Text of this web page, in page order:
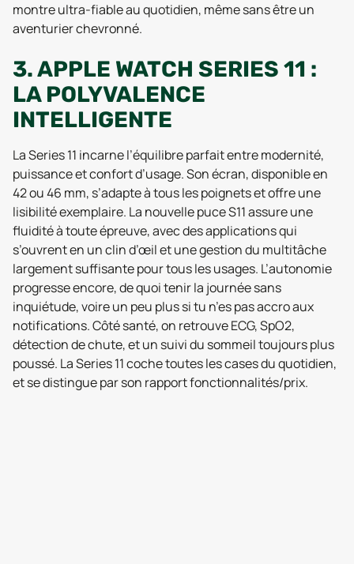
montre ultra-fiable au quotidien, même sans être un
aventurier chevronné.
3. APPLE WATCH SERIES 11 :
LA POLYVALENCE
INTELLIGENTE
La Series 11 incarne l’équilibre parfait entre modernité,
puissance et confort d’usage. Son écran, disponible en
42 ou 46 mm, s’adapte à tous les poignets et offre une
lisibilité exemplaire. La nouvelle puce S11 assure une
fluidité à toute épreuve, avec des applications qui
s’ouvrent en un clin d’œil et une gestion du multitâche
largement suffisante pour tous les usages. L’autonomie
progresse encore, de quoi tenir la journée sans
inquiétude, voire un peu plus si tu n’es pas accro aux
notifications. Côté santé, on retrouve ECG, SpO2,
détection de chute, et un suivi du sommeil toujours plus
poussé. La Series 11 coche toutes les cases du quotidien,
et se distingue par son rapport fonctionnalités/prix.